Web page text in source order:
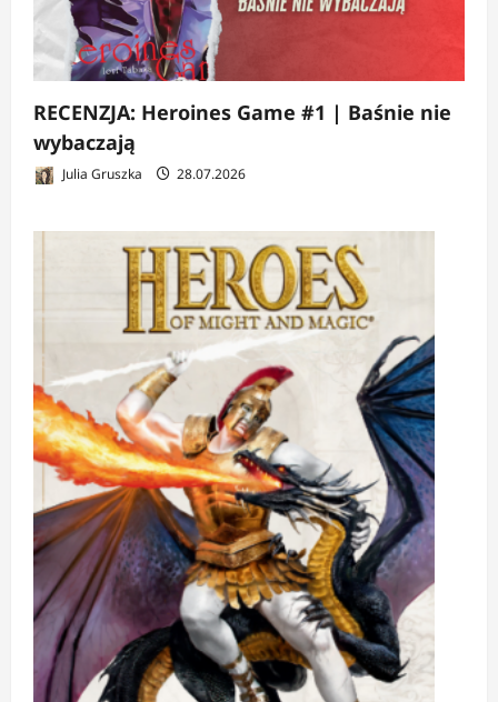
RECENZJA: Heroines Game #1 | Baśnie nie
wybaczają
Julia Gruszka 28.07.2026